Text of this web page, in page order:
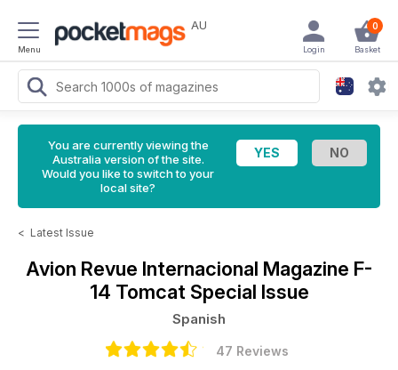
Menu
AU 0
Basket
Login
You are currently viewing the
Australia version of the site.
Would you like to switch to your
local site?
< Latest Issue
Avion Revue Internacional Magazine F-
14 Tomcat Special Issue
Spanish
47 Reviews